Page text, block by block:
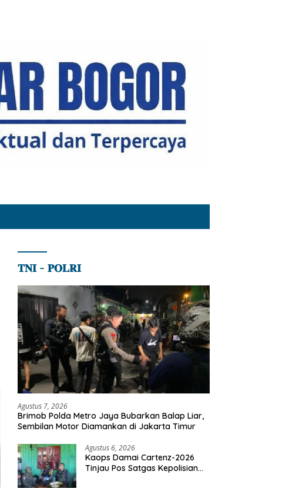
𝐓𝐍𝐈 – 𝐏𝐎𝐋𝐑𝐈
Agustus 7, 2026
Brimob Polda Metro Jaya Bubarkan Balap Liar,
Sembilan Motor Diamankan di Jakarta Timur
Agustus 6, 2026
Kaops Damai Cartenz-2026
Tinjau Pos Satgas Kepolisian